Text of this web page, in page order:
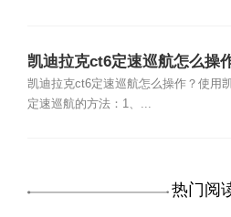
凯迪拉克ct6定速巡航怎么操
凯迪拉克ct6定速巡航怎么操作？使用
定速巡航的方法：1、...
热门阅